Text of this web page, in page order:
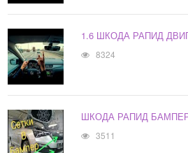
1.6 ШКОДА РАПИД
8324
ШКОДА РАПИД
3511